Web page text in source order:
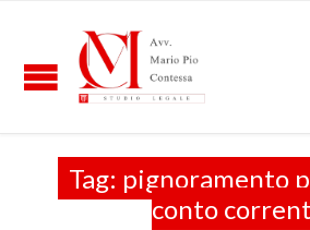
Tag: pignoramento
conto